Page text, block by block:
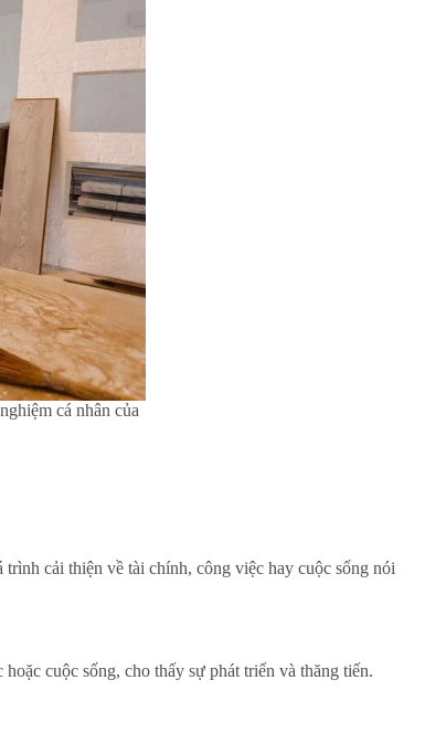
cá nhân của
cải thiện về tài chính, công việc hay cuộc sống nói
cuộc sống, cho thấy sự phát triển và thăng tiến.